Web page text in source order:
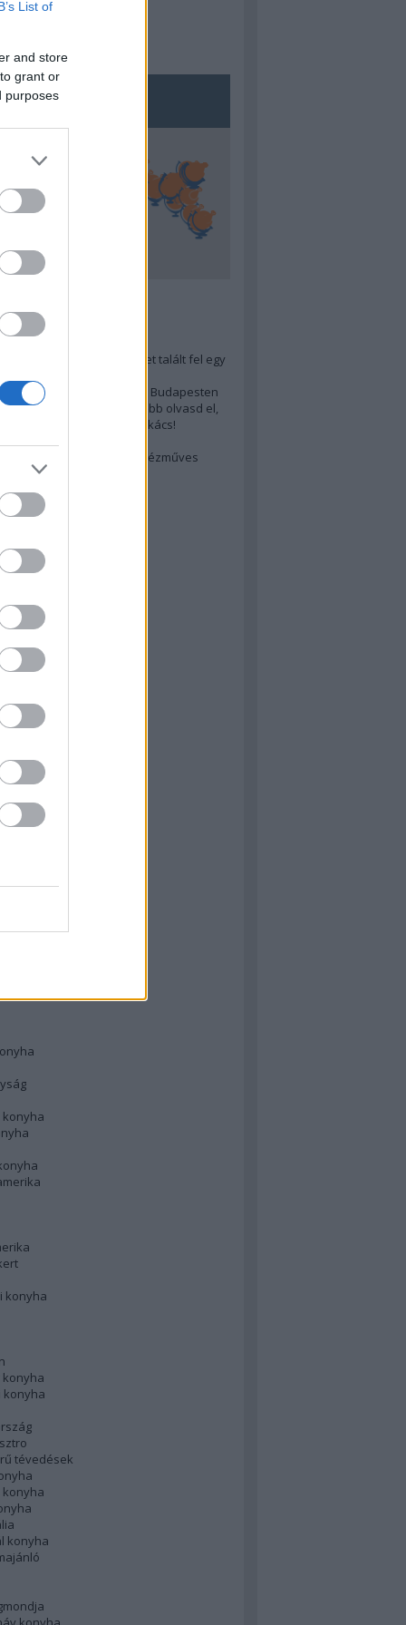
List of
and store
grant or
purposes
menő Budapest-térképet talált fel egy
legjobb (elérhető árú) ebéd Budapesten
akarsz lenni? Akkor előbb olvasd el,
erről egy magyar szakács!
rejtett kincsei: orosz kézműves
dor
konyha
konyha
konyha
tévedések
konyha